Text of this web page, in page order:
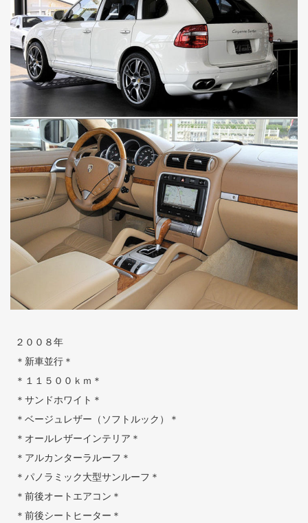
２００８年
＊新車並行＊
＊１１５００ｋｍ＊
＊サンドホワイト＊
＊ベージュレザー（ソフトルック）＊
＊オールレザーインテリア＊
＊アルカンターラルーフ＊
＊パノラミック大型サンルーフ＊
＊前後オートエアコン＊
＊前後シートヒーター＊